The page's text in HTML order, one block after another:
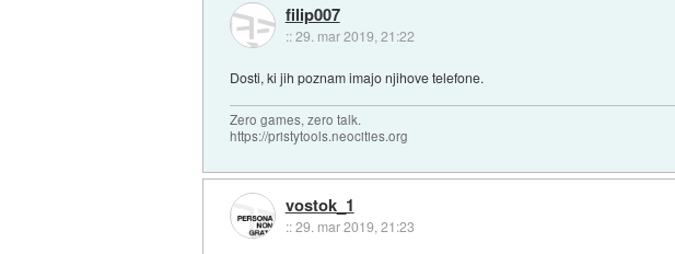
filip007
::29. mar 2019, 21:22
Dosti, ki jih poznam imajo njihove telefone.
Zero games, zero talk.
https://pristytools.neocities.org
vostok_1
::29. mar 2019, 21:23